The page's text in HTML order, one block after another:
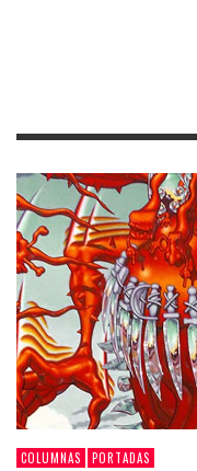
COLUMNAS PORTADAS